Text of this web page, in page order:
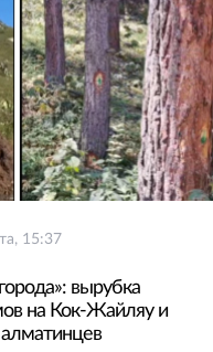
15:37
вырубка
на Кок-Жайляу и
алматинцев